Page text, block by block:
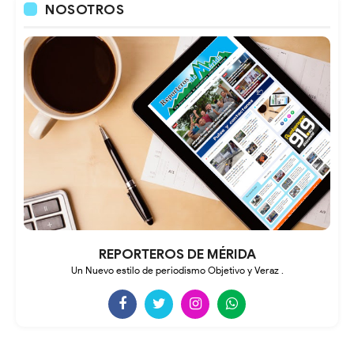
NOSOTROS
REPORTEROS DE MÉRIDA
Un Nuevo estilo de periodismo Objetivo y Veraz .